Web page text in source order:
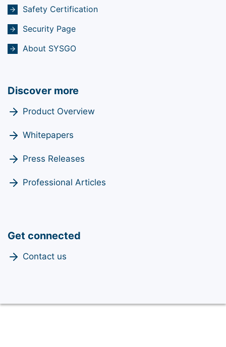
Safety Certification
Security Page
About SYSGO
Discover more
Product Overview
Whitepapers
Press Releases
Professional Articles
Get connected
Contact us